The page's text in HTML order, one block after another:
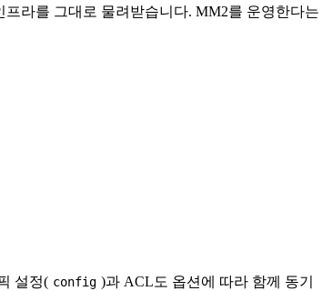
프라를 그대로 물려받습니다. MM2를 운영한다는
설정( config )과 ACL도 옵션에 따라 함께 동기